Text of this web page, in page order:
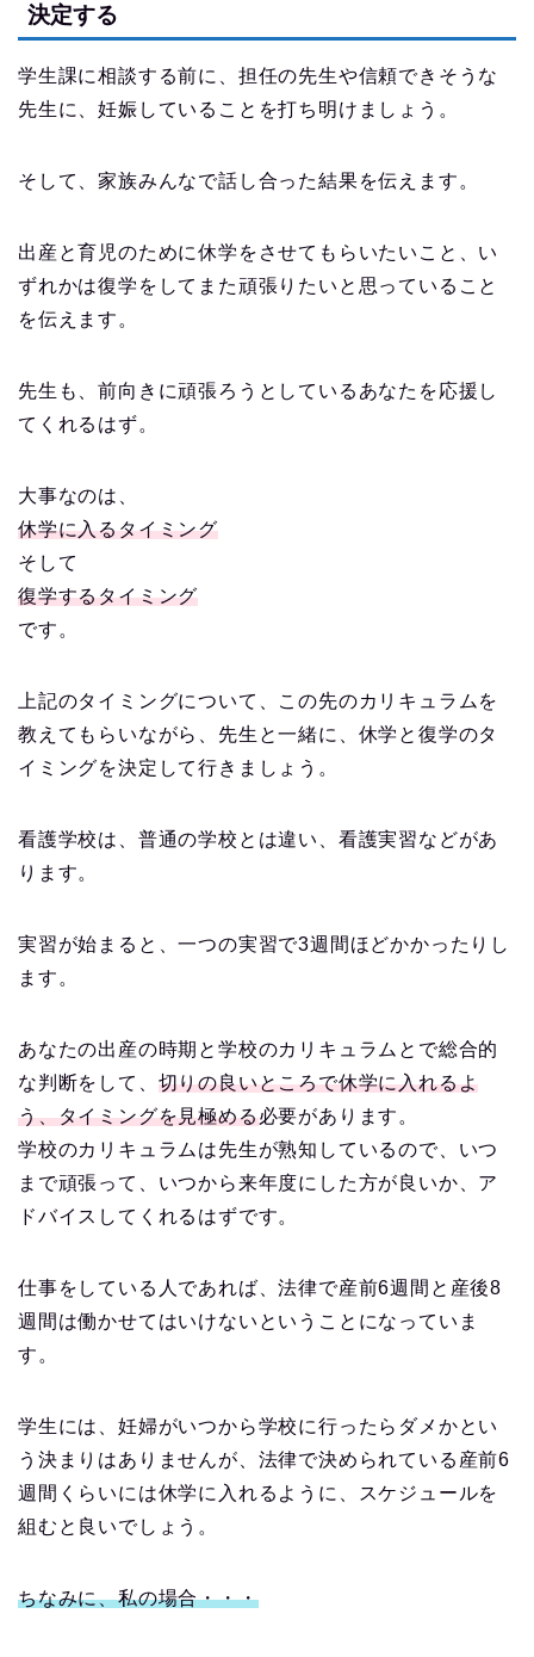
決定する
学生課に相談する前に、担任の先生や信頼できそうな
先生に、妊娠していることを打ち明けましょう。
そして、家族みんなで話し合った結果を伝えます。
出産と育児のために休学をさせてもらいたいこと、い
ずれかは復学をしてまた頑張りたいと思っていること
を伝えます。
先生も、前向きに頑張ろうとしているあなたを応援し
てくれるはず。
大事なのは、
休学に入るタイミング
そして
復学するタイミング
です。
上記のタイミングについて、この先のカリキュラムを
教えてもらいながら、先生と一緒に、休学と復学のタ
イミングを決定して行きましょう。
看護学校は、普通の学校とは違い、看護実習などがあ
ります。
実習が始まると、一つの実習で3週間ほどかかったりし
ます。
あなたの出産の時期と学校のカリキュラムとで総合的
な判断をして、 切りの良いところで休学に入れるよ
う、タイミングを見極める必要があります。
学校のカリキュラムは先生が熟知しているので、いつ
まで頑張って、いつから来年度にした方が良いか、ア
ドバイスしてくれるはずです。
仕事をしている人であれば、法律で産前6週間と産後8
週間は働かせてはいけないということになっていま
す。
学生には、妊婦がいつから学校に行ったらダメかとい
う決まりはありませんが、法律で決められている産前6
週間くらいには休学に入れるように、スケジュールを
組むと良いでしょう。
ちなみに、私の場合・・・